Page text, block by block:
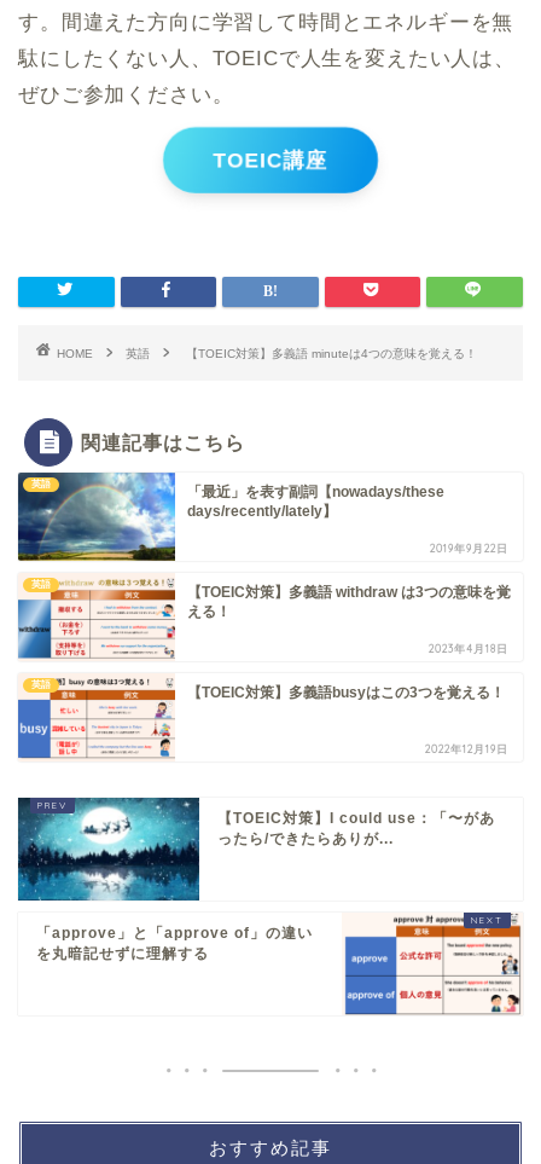
す。間違えた方向に学習して時間とエネルギーを無
駄にしたくない人、TOEICで人生を変えたい人は、
ぜひご参加ください。
TOEIC講座
HOME 英語 【TOEIC対策】多義語 minuteは4つの意味を覚える！
関連記事はこちら
英語
「最近」を表す副詞【nowadays/these
days/recently/lately】
2019年9月22日
英語
【TOEIC対策】多義語 withdraw は3つの意味を覚
える！
2023年4月18日
英語 【TOEIC対策】多義語busyはこの3つを覚える！
2022年12月19日
【TOEIC対策】I could use：「〜があ
ったら/できたらありが...
「approve」と「approve of」の違い
を丸暗記せずに理解する
おすすめ記事